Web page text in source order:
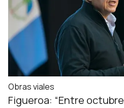
Obras viales
Figueroa: “Entre